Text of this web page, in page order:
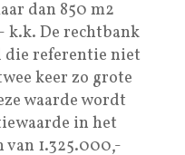
dan 850 m2
k.k. De rechtbank
die referentie niet
keer zo grote
waarde wordt
in het
1.325.000,-